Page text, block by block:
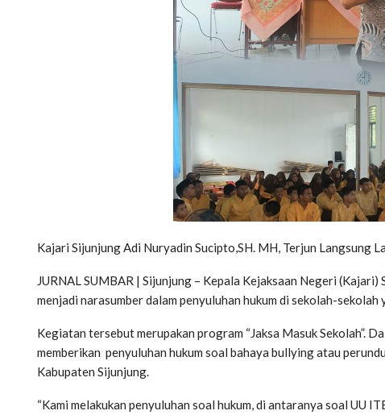
Kajari Sijunjung Adi Nuryadin Sucipto,SH. MH, Terjun Langsung
JURNAL SUMBAR | Sijunjung – Kepala Kejaksaan Negeri
menjadi narasumber dalam penyuluhan hukum di sekolah-
Kegiatan tersebut merupakan program “Jaksa Masuk Sekolah”.
memberikan penyuluhan hukum soal bahaya bullying atau
Kabupaten Sijunjung.
“Kami melakukan penyuluhan soal hukum, di antaranya soal UU